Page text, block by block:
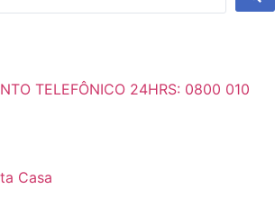
TELEFÔNICO 24HRS: 0800 010
Casa